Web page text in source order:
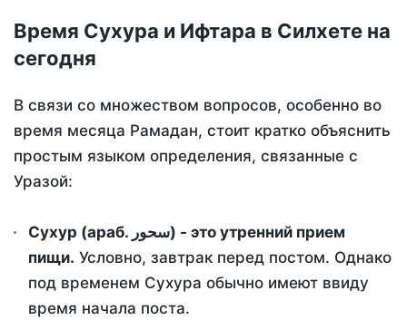
Время Сухура и Ифтара в Силхете на
сегодня
В связи со множеством вопросов, особенно во
время месяца Рамадан, стоит кратко объяснить
простым языком определения, связанные с
Уразой:
Сухур (араб. سحور) - это утренний прием
пищи. Условно, завтрак перед постом. Однако
под временем Сухура обычно имеют ввиду
время начала поста.